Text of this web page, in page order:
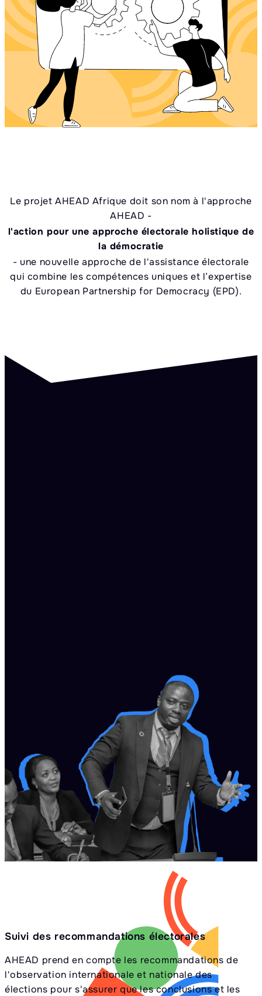
Le projet AHEAD Afrique doit son nom à l'approche
AHEAD -
l'action pour une approche électorale holistique de
la démocratie
- une nouvelle approche de l'assistance électorale
qui combine les compétences uniques et l’expertise
du European Partnership for Democracy (EPD).
Suivi des recommandations électorales
AHEAD prend en compte les recommandations de
l'observation internationale et nationale des
élections pour s'assurer que les conclusions et les